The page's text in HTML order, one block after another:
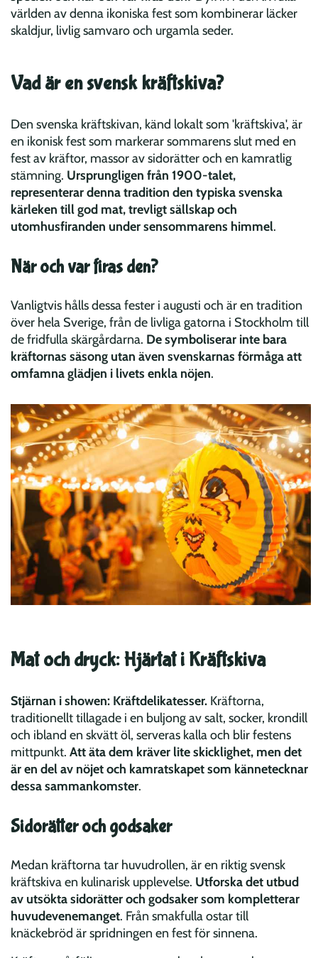
världen av denna ikoniska fest som kombinerar läcker
skaldjur, livlig samvaro och urgamla seder.
Vad är en svensk kräftskiva?
Den svenska kräftskivan, känd lokalt som 'kräftskiva', är
en ikonisk fest som markerar sommarens slut med en
fest av kräftor, massor av sidorätter och en kamratlig
stämning. Ursprungligen från 1900-talet,
representerar denna tradition den typiska svenska
kärleken till god mat, trevligt sällskap och
utomhusfiranden under sensommarens himmel.
När och var firas den?
Vanligtvis hålls dessa fester i augusti och är en tradition
över hela Sverige, från de livliga gatorna i Stockholm till
de fridfulla skärgårdarna. De symboliserar inte bara
kräftornas säsong utan även svenskarnas förmåga att
omfamna glädjen i livets enkla nöjen.
Mat och dryck: Hjärtat i Kräftskiva
Stjärnan i showen: Kräftdelikatesser. Kräftorna,
traditionellt tillagade i en buljong av salt, socker, krondill
och ibland en skvätt öl, serveras kalla och blir festens
mittpunkt. Att äta dem kräver lite skicklighet, men det
är en del av nöjet och kamratskapet som kännetecknar
dessa sammankomster.
Sidorätter och godsaker
Medan kräftorna tar huvudrollen, är en riktig svensk
kräftskiva en kulinarisk upplevelse. Utforska det utbud
av utsökta sidorätter och godsaker som kompletterar
huvudevenemanget. Från smakfulla ostar till
knäckebröd är spridningen en fest för sinnena.